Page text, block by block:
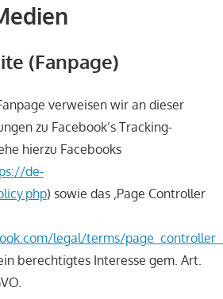
(Fanpage)
verweisen wir an dieser
zu Facebook’s Tracking-
hierzu Facebooks
de-
) sowie das ‚Page Controller
legal/terms/
berechtigtes Interesse gem. Art.